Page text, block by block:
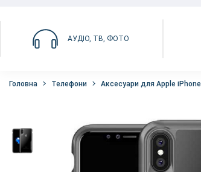
АУДІО, ТВ, ФОТО
Головна Телефони Аксесуари для Apple iPhone